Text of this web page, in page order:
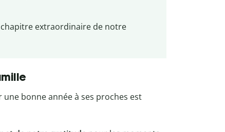
extraordinaire de notre
bonne année à ses proches est